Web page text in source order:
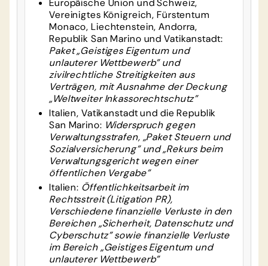
Vereinigtes Königreich, Fürstentum
Monaco, Liechtenstein, Andorra,
Republik San Marino und Vatikanstadt:
Paket „Geistiges Eigentum und
unlauterer Wettbewerb” und
zivilrechtliche Streitigkeiten aus
Verträgen, mit Ausnahme der Deckung
„Weltweiter Inkassorechtschutz”
Italien, Vatikanstadt und die Republik
San Marino: Widerspruch gegen
Verwaltungsstrafen, „Paket Steuern und
Sozialversicherung” und „Rekurs beim
Verwaltungsgericht wegen einer
öffentlichen Vergabe”
Italien: Öffentlichkeitsarbeit im
Rechtsstreit (Litigation PR),
Verschiedene finanzielle Verluste in den
Bereichen „Sicherheit, Datenschutz und
Cyberschutz” sowie finanzielle Verluste
im Bereich „Geistiges Eigentum und
unlauterer Wettbewerb”